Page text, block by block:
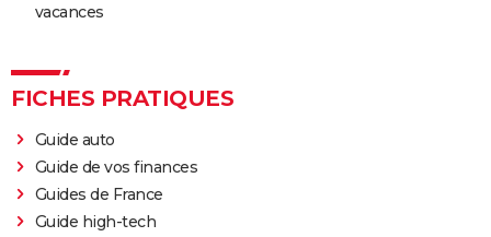
vacances
FICHES PRATIQUES
Guide auto
Guide de vos finances
Guides de France
Guide high-tech